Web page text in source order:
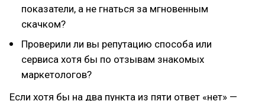
показатели, а не гнаться за мгновенным
скачком?
Проверили ли вы репутацию способа или
сервиса хотя бы по отзывам знакомых
маркетологов?
Если хотя бы на два пункта из пяти ответ «нет» —